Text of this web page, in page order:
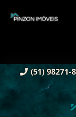
(51) 98271-